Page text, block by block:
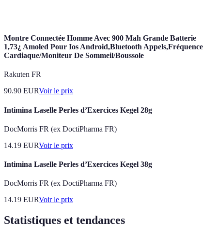
Montre Connectée Homme Avec 900 Mah Grande Batterie
1,73¿ Amoled Pour Ios Android,Bluetooth Appels,Fréquence
Cardiaque/Moniteur De Sommeil/Boussole
Rakuten FR
90.90 EURVoir le prix
Intimina Laselle Perles d’Exercices Kegel 28g
DocMorris FR (ex DoctiPharma FR)
14.19 EURVoir le prix
Intimina Laselle Perles d’Exercices Kegel 38g
DocMorris FR (ex DoctiPharma FR)
14.19 EURVoir le prix
Statistiques et tendances